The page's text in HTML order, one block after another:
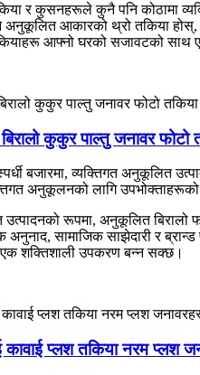
र कुसनहरूले कुनै पनि कोठामा
अनुकूलित आकारको थ्रो तकिया होस्,
आफ्नो घरको सजावटको साथ
कुकुर पाल्तु जनावर फोटो
बजारमा, व्यक्तिगत अनुकूलित
अनुकूलनको लागि
रूपमा, अनुकूलित बिरालो
सामाजिक साझेदारी र
एक शक्तिशाली उपकरण बन्न सक्छ।
प्लश तकिया नरम प्लश